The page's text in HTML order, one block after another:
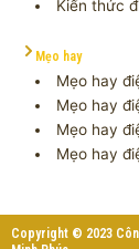
Kiến thức
Mẹo hay
Mẹo hay
Mẹo hay
Mẹo hay
Mẹo hay
Copyright © 2023